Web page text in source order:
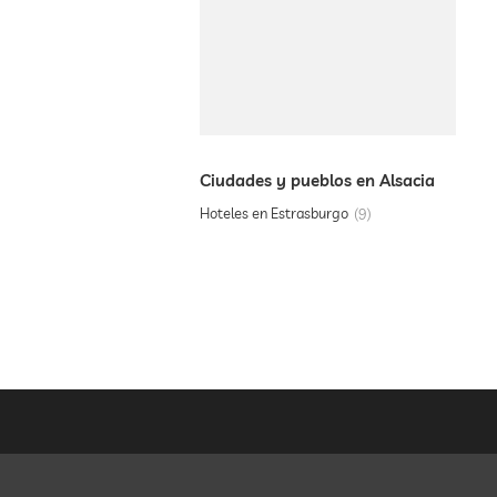
Ciudades y pueblos en Alsacia
Hoteles en Estrasburgo 9